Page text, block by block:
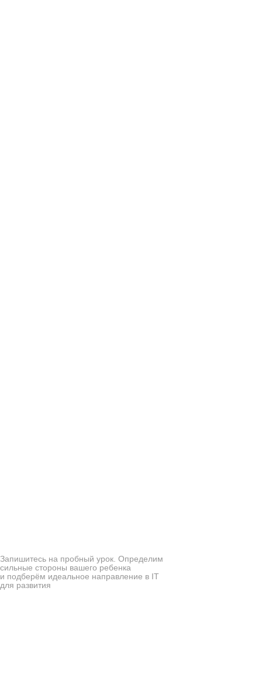
Запишитесь на пробный урок. Определим
сильные стороны вашего ребенка
и подберём идеальное направление в IT
для развития